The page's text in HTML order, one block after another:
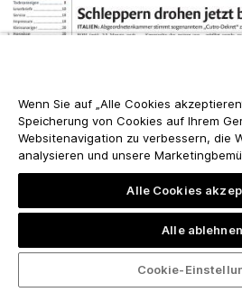
Wenn Sie auf „Alle Cookies
Speicherung von Cookies auf Ihrem
Websitenavigation zu verbessern, die
analysieren und unsere
Alle Cookies
Alle ablehnen
Cookie-